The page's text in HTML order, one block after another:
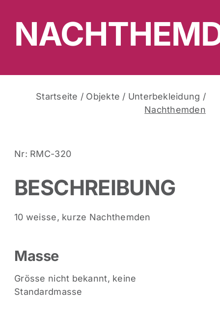
Startseite / Objekte / Unterbekleidung /
Nachthemden
Nr: RMC-320
BESCHREIBUNG
10 weisse, kurze Nachthemden
Masse
Grösse nicht bekannt, keine
Standardmasse